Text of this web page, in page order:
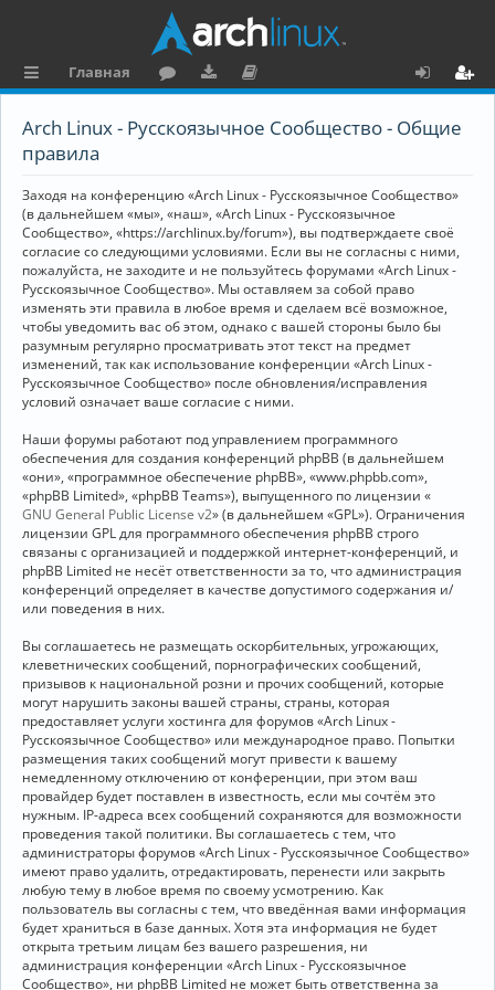
ы
к
и
Главная
ру
ру
и
ку
е
н
та
ц
и
я
о
Arch Linux - Русскоязычное Сообщество - Общие
правила
Заходя на конференцию «Arch Linux - Русскоязычное Сообщество»
(в дальнейшем «мы», «наш», «Arch Linux - Русскоязычное
Сообщество», «https://archlinux.by/forum»), вы подтверждаете своё
согласие со следующими условиями. Если вы не согласны с ними,
пожалуйста, не заходите и не пользуйтесь форумами «Arch Linux -
Русскоязычное Сообщество». Мы оставляем за собой право
изменять эти правила в любое время и сделаем всё возможное,
чтобы уведомить вас об этом, однако с вашей стороны было бы
разумным регулярно просматривать этот текст на предмет
изменений, так как использование конференции «Arch Linux -
Русскоязычное Сообщество» после обновления/исправления
условий означает ваше согласие с ними.
Наши форумы работают под управлением программного
обеспечения для создания конференций phpBB (в дальнейшем
«они», «программное обеспечение phpBB», «www.phpbb.com»,
«phpBB Limited», «phpBB Teams»), выпущенного по лицензии «
GNU General Public License v2» (в дальнейшем «GPL»). Ограничения
лицензии GPL для программного обеспечения phpBB строго
связаны с организацией и поддержкой интернет-конференций, и
phpBB Limited не несёт ответственности за то, что администрация
конференций определяет в качестве допустимого содержания и/
или поведения в них.
Вы соглашаетесь не размещать оскорбительных, угрожающих,
клеветнических сообщений, порнографических сообщений,
призывов к национальной розни и прочих сообщений, которые
могут нарушить законы вашей страны, страны, которая
предоставляет услуги хостинга для форумов «Arch Linux -
Русскоязычное Сообщество» или международное право. Попытки
размещения таких сообщений могут привести к вашему
немедленному отключению от конференции, при этом ваш
провайдер будет поставлен в известность, если мы сочтём это
нужным. IP-адреса всех сообщений сохраняются для возможности
проведения такой политики. Вы соглашаетесь с тем, что
администраторы форумов «Arch Linux - Русскоязычное Сообщество»
имеют право удалить, отредактировать, перенести или закрыть
любую тему в любое время по своему усмотрению. Как
пользователь вы согласны с тем, что введённая вами информация
будет храниться в базе данных. Хотя эта информация не будет
открыта третьим лицам без вашего разрешения, ни
администрация конференции «Arch Linux - Русскоязычное
Сообщество», ни phpBB Limited не может быть ответственна за